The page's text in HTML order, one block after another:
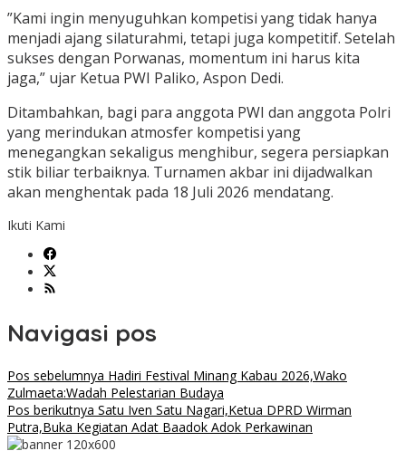
​”Kami ingin menyuguhkan kompetisi yang tidak hanya
menjadi ajang silaturahmi, tetapi juga kompetitif. Setelah
sukses dengan Porwanas, momentum ini harus kita
jaga,” ujar Ketua PWI Paliko, Aspon Dedi.
Ditambahkan, ​bagi para anggota PWI dan anggota Polri
yang merindukan atmosfer kompetisi yang
menegangkan sekaligus menghibur, segera persiapkan
stik biliar terbaiknya. Turnamen akbar ini dijadwalkan
akan menghentak pada 18 Juli 2026 mendatang.
Ikuti Kami
Navigasi pos
Pos sebelumnya Hadiri Festival Minang Kabau 2026,Wako
Zulmaeta:Wadah Pelestarian Budaya
Pos berikutnya Satu Iven Satu Nagari,Ketua DPRD Wirman
Putra,Buka Kegiatan Adat Baadok Adok Perkawinan